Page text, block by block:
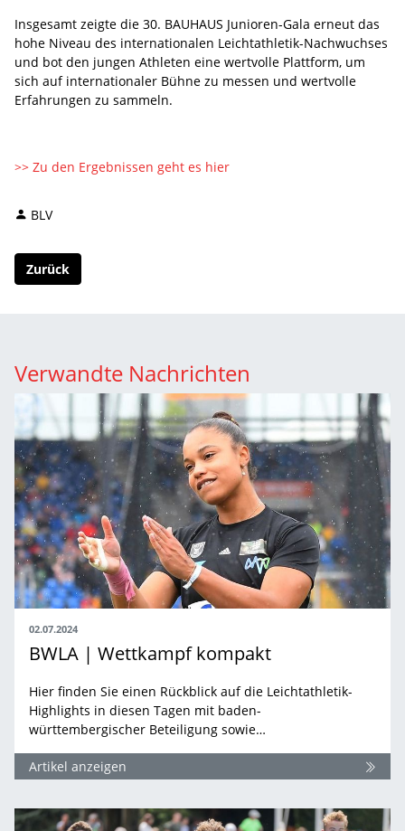
Insgesamt zeigte die 30. BAUHAUS Junioren-Gala erneut das
hohe Niveau des internationalen Leichtathletik-Nachwuchses
und bot den jungen Athleten eine wertvolle Plattform, um
sich auf internationaler Bühne zu messen und wertvolle
Erfahrungen zu sammeln.
>> Zu den Ergebnissen geht es hier
BLV
Zurück
Verwandte Nachrichten
02.07.2024
BWLA | Wettkampf kompakt
Hier finden Sie einen Rückblick auf die Leichtathletik-
Highlights in diesen Tagen mit baden-
württembergischer Beteiligung sowie…
Artikel anzeigen